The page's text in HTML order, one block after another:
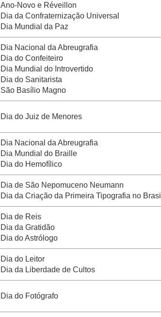
Ano-Novo e Réveillon
Dia da Confraternização Universal
Dia Mundial da Paz
Dia Nacional da Abreugrafia
Dia do Confeiteiro
Dia Mundial do Introvertido
Dia do Sanitarista
São Basílio Magno
Dia do Juiz de Menores
Dia Nacional da Abreugrafia
Dia Mundial do Braille
Dia do Hemofílico
Dia de São Nepomuceno Neumann
Dia da Criação da Primeira Tipografia no Brasil
Dia de Reis
Dia da Gratidão
Dia do Astrólogo
Dia do Leitor
Dia da Liberdade de Cultos
Dia do Fotógrafo